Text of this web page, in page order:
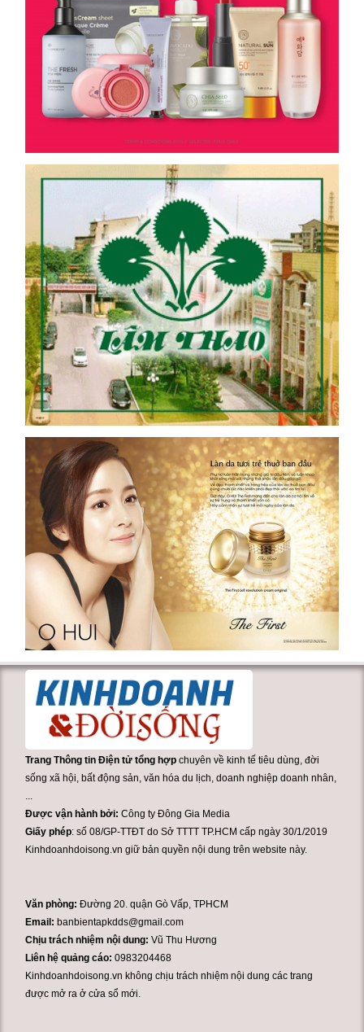
Trang Thông tin Điện tử tổng hợp chuyên về kinh tế tiêu dùng, đời
sống xã hội, bất động sản, văn hóa du lịch, doanh nghiệp doanh nhân,
...
Được vận hành bởi:Công ty Đông Gia Media
Giấy phép: số 08/GP-TTĐT do Sở TTTT TP.HCM cấp ngày 30/1/2019
Kinhdoanhdoisong.vn giữ bản quyền nội dung trên website này.
Văn phòng:Đường 20. quận Gò Vấp, TPHCM
Email: banbientapkdds@gmail.com
Chịu trách nhiệm nội dung: Vũ Thu Hương
Liên hệ quảng cáo:0983204468
Kinhdoanhdoisong.vn không chịu trách nhiệm nội dung các trang
được mở ra ở cửa sổ mới.